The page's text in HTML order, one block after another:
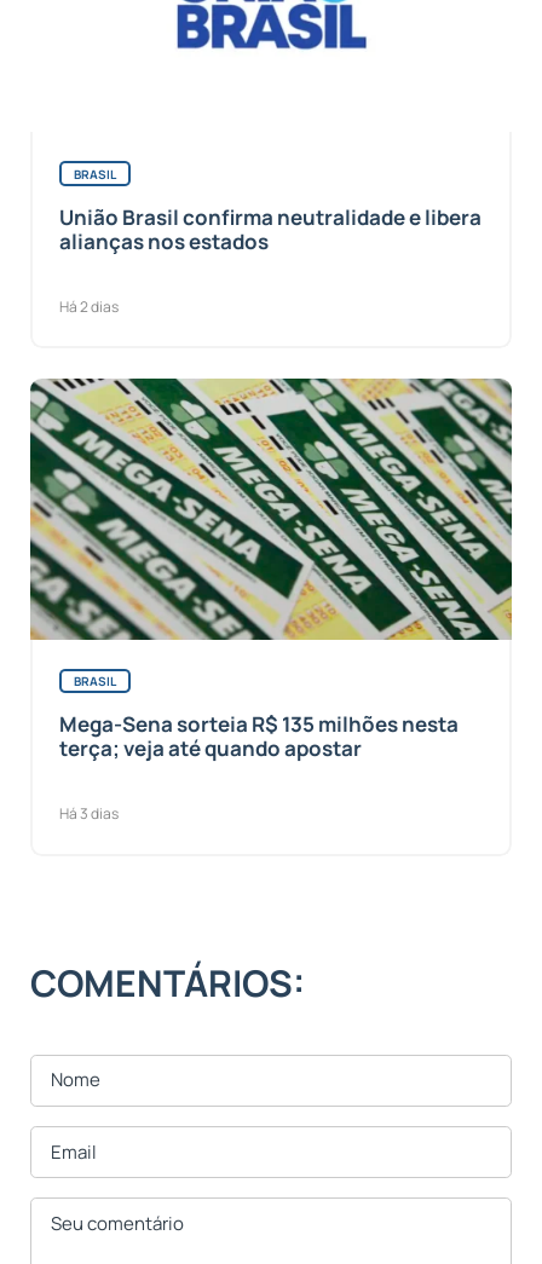
BRASIL
União Brasil confirma neutralidade e libera
alianças nos estados
Há 2 dias
BRASIL
Mega-Sena sorteia R$ 135 milhões nesta
terça; veja até quando apostar
Há 3 dias
COMENTÁRIOS: